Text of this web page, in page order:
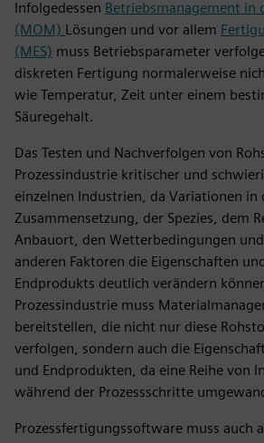
Infolgedessen Betriebsmanagement in
(MOM) Lösungen und vor allem
(MES) muss Betriebsparameter
diskreten Fertigung normalerweise
wie Temperatur, Zeit unter einem
Säuregehalt.
Das Testen und Nachverfolgen von
Prozessindustrie kritischer und
einzelnen Industrien, da Variationen in
Zusammensetzung, der Spezies, dem
Anbauort, den Wetterbedingungen
anderen Faktoren die Eigenschaften
Endprodukts deutlich verändern
Prozessindustrie muss
bereitstellen, die nicht nur diese
verfolgen, sondern auch die
und Endprodukten, da eine Reihe von
während der Prozessschritte
Prozessfertigungssoftware muss auch